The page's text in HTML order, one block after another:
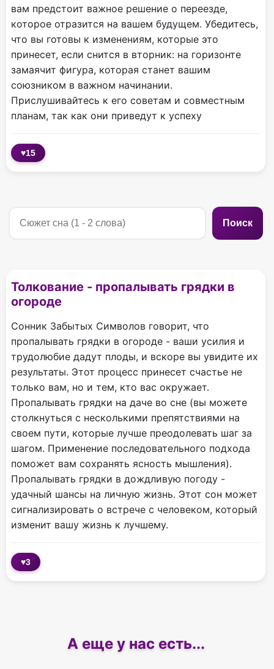
вам предстоит важное решение о переезде,
которое отразится на вашем будущем. Убедитесь,
что вы готовы к изменениям, которые это
принесет, если снится в вторник: на горизонте
замаячит фигура, которая станет вашим
союзником в важном начинании.
Прислушивайтесь к его советам и совместным
планам, так как они приведут к успеху
♥15
Поиск
Толкование - пропалывать грядки в
огороде
Сонник Забытых Символов говорит, что
пропалывать грядки в огороде - ваши усилия и
трудолюбие дадут плоды, и вскоре вы увидите их
результаты. Этот процесс принесет счастье не
только вам, но и тем, кто вас окружает.
Пропалывать грядки на даче во сне (вы можете
столкнуться с несколькими препятствиями на
своем пути, которые лучше преодолевать шаг за
шагом. Применение последовательного подхода
поможет вам сохранять ясность мышления).
Пропалывать грядки в дождливую погоду -
удачный шансы на личную жизнь. Этот сон может
сигнализировать о встрече с человеком, который
изменит вашу жизнь к лучшему.
♥3
А еще у нас есть...